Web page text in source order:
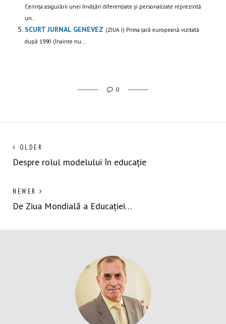
Cerința asigurării unei învățări diferențiate și personalizate reprezintă
un...
SCURT JURNAL GENEVEZ (ZIUA I) Prima țară europeană vizitată
după 1990 (înainte nu...
0
Navigare
în
articole
OLDER
post:
Despre rolul modelului în educație
NEWER
post:
De Ziua Mondială a Educației…